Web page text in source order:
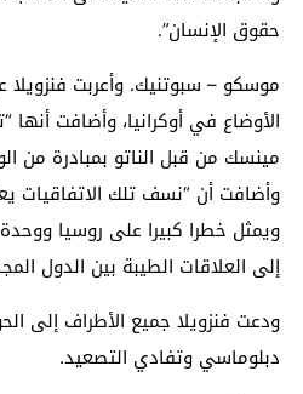
حقوق الإنسان”.
موسكو – سبوتنيك. وأعربت فنزويلا
الأوضاع في أوكرانيا، وأضافت أنها
مينسك من قبل الناتو بمبادرة من
وأضافت أن “نسف تلك الاتفاقيات
ويمثل خطرا كبيرا على روسيا
إلى العلاقات الطيبة بين الدول
ودعت فنزويلا جميع الأطراف إلى
دبلوماسي وتفادي التصعيد.